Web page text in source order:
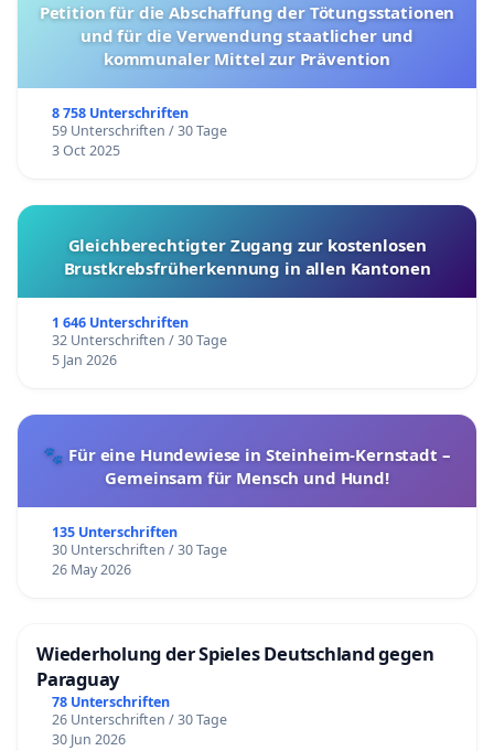
Petition für die Abschaffung der Tötungsstationen
und für die Verwendung staatlicher und
kommunaler Mittel zur Prävention
8 758 Unterschriften
59 Unterschriften / 30 Tage
3 Oct 2025
Gleichberechtigter Zugang zur kostenlosen
Brustkrebsfrüherkennung in allen Kantonen
1 646 Unterschriften
32 Unterschriften / 30 Tage
5 Jan 2026
🐾 Für eine Hundewiese in Steinheim-Kernstadt –
Gemeinsam für Mensch und Hund!
135 Unterschriften
30 Unterschriften / 30 Tage
26 May 2026
Wiederholung der Spieles Deutschland gegen
Paraguay
78 Unterschriften
26 Unterschriften / 30 Tage
30 Jun 2026